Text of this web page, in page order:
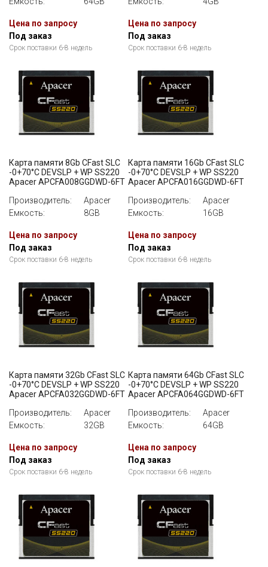
Цена по запросу
Под заказ
Срок поставки 6-8 недель
Цена по запросу
Под заказ
Срок поставки 6-8 недель
Карта памяти 8Gb CFast SLC
-0+70°C DEVSLP + WP SS220
Apacer APCFA008GGDWD-6FT
Производитель:
Apacer
Емкость:
8GB
Цена по запросу
Под заказ
Срок поставки 6-8 недель
Карта памяти 16Gb CFast SLC
-0+70°C DEVSLP + WP SS220
Apacer APCFA016GGDWD-6FT
Производитель:
Apacer
Емкость:
16GB
Цена по запросу
Под заказ
Срок поставки 6-8 недель
Карта памяти 32Gb CFast SLC
-0+70°C DEVSLP + WP SS220
Apacer APCFA032GGDWD-6FT
Производитель:
Apacer
Емкость:
32GB
Цена по запросу
Под заказ
Срок поставки 6-8 недель
Карта памяти 64Gb CFast SLC
-0+70°C DEVSLP + WP SS220
Apacer APCFA064GGDWD-6FT
Производитель:
Apacer
Емкость:
64GB
Цена по запросу
Под заказ
Срок поставки 6-8 недель